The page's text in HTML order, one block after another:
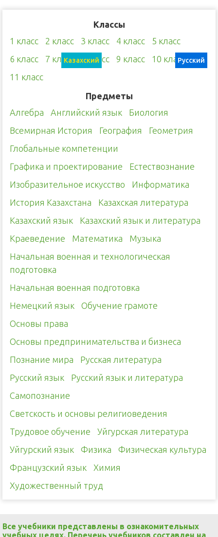
Казахский Русский
Классы
1 класс
2 класс 3 класс 4 класс
5 класс
6 класс
7 класс 8 класс 9 класс
10 класс
11 класс
Предметы
Алгебра
Английский язык
Биология
Всемирная История
География
Геометрия
Глобальные компетенции
Графика и проектирование
Естествознание
Изобразительное искусство
Информатика
История Казахстана
Казахская литература
Казахский язык
Казахский язык и литература
Краеведение
Математика
Музыка
Начальная военная и технологическая
подготовка
Начальная военная подготовка
Немецкий язык
Обучение грамоте
Основы права
Основы предпринимательства и бизнеса
Познание мира
Русская литература
Русский язык
Русский язык и литература
Самопознание
Светскость и основы религиоведения
Трудовое обучение
Уйгурская литература
Уйгурский язык
Физика
Физическая культура
Французский язык
Химия
Художественный труд
Все учебники представлены в ознакомительных
учебных целях. Перечень учебников составлен на